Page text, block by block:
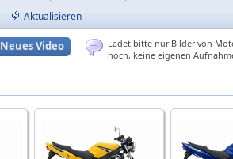
Aktualisieren
Neues Video
Ladet bitte nur Bilder von
hoch, keine eigenen